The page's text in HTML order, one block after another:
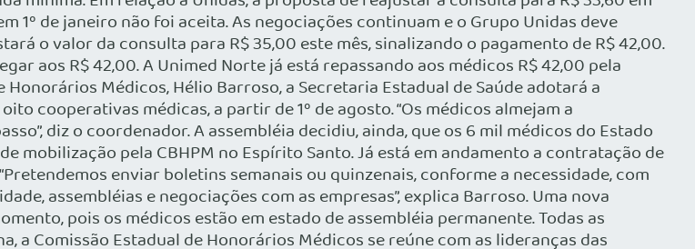
1º de janeiro não foi aceita. As negociações continuam e o Grupo Unidas deve
o valor da consulta para R$ 35,00 este mês, sinalizando o pagamento de R$ 42,00.
aos R$ 42,00. A Unimed Norte já está repassando aos médicos R$ 42,00 pela
Médicos, Hélio Barroso, a Secretaria Estadual de Saúde adotará a
cooperativas médicas, a partir de 1º de agosto. “Os médicos almejam a
diz o coordenador. A assembléia decidiu, ainda, que os 6 mil médicos do Estado
mobilização pela CBHPM no Espírito Santo. Já está em andamento a contratação de
enviar boletins semanais ou quinzenais, conforme a necessidade, com
assembléias e negociações com as empresas”, explica Barroso. Uma nova
pois os médicos estão em estado de assembléia permanente. Todas as
a Comissão Estadual de Honorários Médicos se reúne com as lideranças das